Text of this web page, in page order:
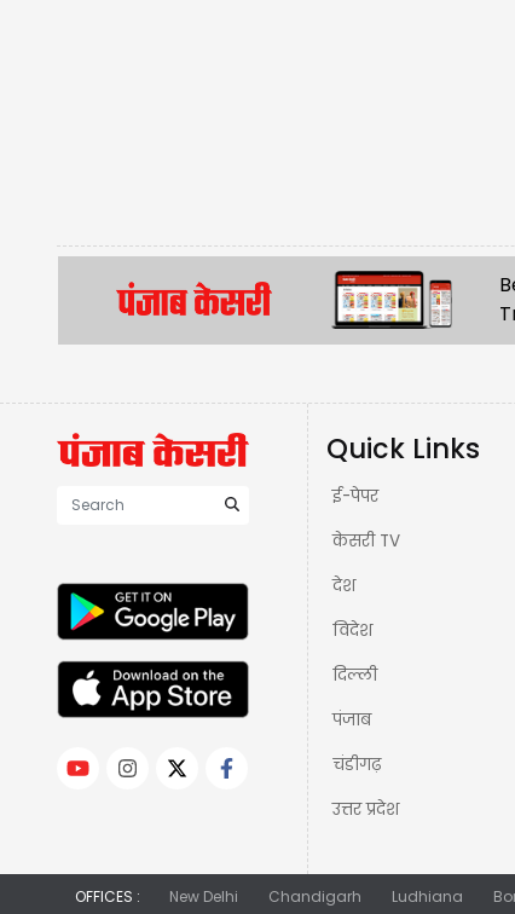
Quick Links
ई-पेपर
केसरी TV
देश
विदेश
दिल्ली
पंजाब
चंडीगढ़
उत्तर प्रदेश
OFFICES : New Delhi Chandigarh Ludhiana